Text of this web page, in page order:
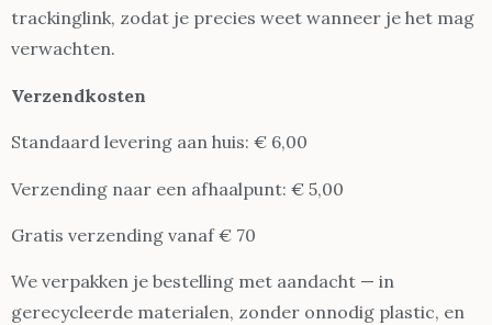
trackinglink, zodat je precies weet wanneer je het mag
verwachten.
Verzendkosten
Standaard levering aan huis: € 6,00
Verzending naar een afhaalpunt: € 5,00
Gratis verzending vanaf € 70
We verpakken je bestelling met aandacht — in
gerecycleerde materialen, zonder onnodig plastic, en